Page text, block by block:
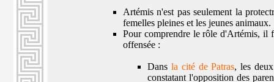
Artémis n'est pas seulement la
femelles pleines et les jeunes animaux.
Pour comprendre le rôle d'Artémis, il
offensée :
Dans la cité de Patras, les
constatant l'opposition des